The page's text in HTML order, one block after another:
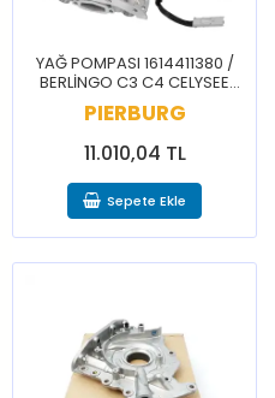
YAĞ POMPASI 1614411380 /
BERLİNGO C3 C4 CELYSEE
DS3 DS7 2008 208 3008 301
308 5008 508 PRTNR RİFTER
PIERBURG
11.010,04 TL
Sepete Ekle